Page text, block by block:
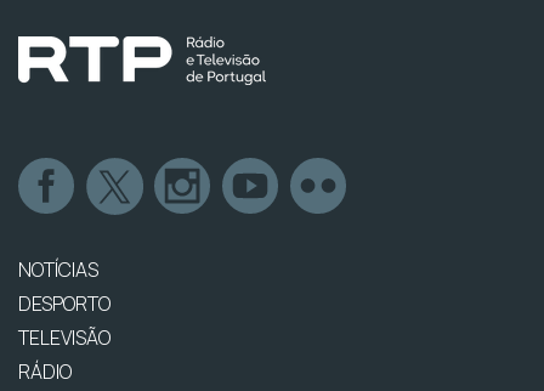
NOTÍCIAS
DESPORTO
TELEVISÃO
RÁDIO